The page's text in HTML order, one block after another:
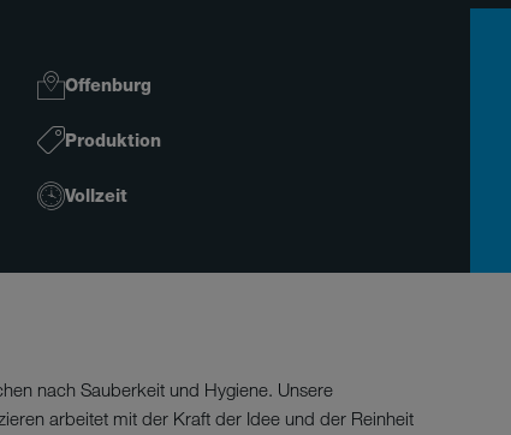
Offenburg
Produktion
Vollzeit
nach Sauberkeit und Hygiene. Unsere
arbeitet mit der Kraft der Idee und der Reinheit